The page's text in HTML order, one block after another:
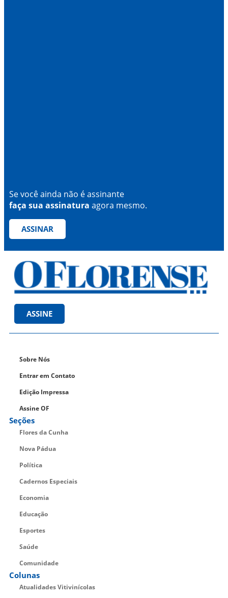
Se você ainda não é assinante
faça sua assinatura agora mesmo.
ASSINAR
ASSINE
Sobre Nós
Entrar em Contato
Edição Impressa
Assine OF
Seções
Flores da Cunha
Nova Pádua
Política
Cadernos Especiais
Economia
Educação
Esportes
Saúde
Comunidade
Colunas
Atualidades Vitivinícolas